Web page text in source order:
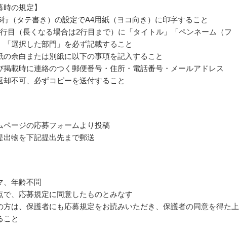
時の規定】
（タテ書き）の設定でA4用紙（ヨコ向き）に印字すること
目（長くなる場合は2行目まで）に「タイトル」「ペンネーム（フ
「選択した部門」を必ず記載すること
余白または別紙に以下の事項を記入すること
掲載時に連絡のつく郵便番号・住所・電話番号・メールアドレス
不可、必ずコピーを送付すること
ページの応募フォームより投稿
出物を下記提出先まで郵送
、年齢不問
、応募規定に同意したものとみなす
は、保護者にも応募規定をお読みいただき、保護者の同意を得た上
こと